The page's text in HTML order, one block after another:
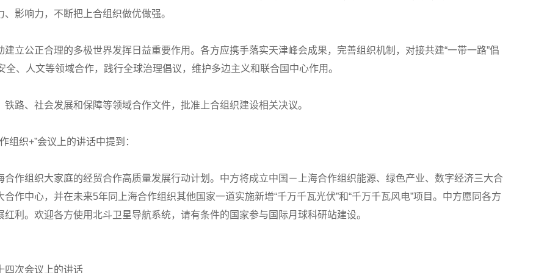
影响力，不断把上合组织做优做强。
立公正合理的多极世界发挥日益重要作用。各方应携手落实天津峰会成果，完善组织机制，对接共建“一带一路”倡
、人文等领域合作，践行全球治理倡议，维护多边主义和联合国中心作用。
路、社会发展和保障等领域合作文件，批准上合组织建设相关决议。
组织+”会议上的讲话中提到：
作组织大家庭的经贸合作高质量发展行动计划。中方将成立中国－上海合作组织能源、绿色产业、数字经济三大合
作中心，并在未来5年同上海合作组织其他国家一道实施新增“千万千瓦光伏”和“千万千瓦风电”项目。中方愿同各方
利。欢迎各方使用北斗卫星导航系统，请有条件的国家参与国际月球科研站建设。
四次会议上的讲话